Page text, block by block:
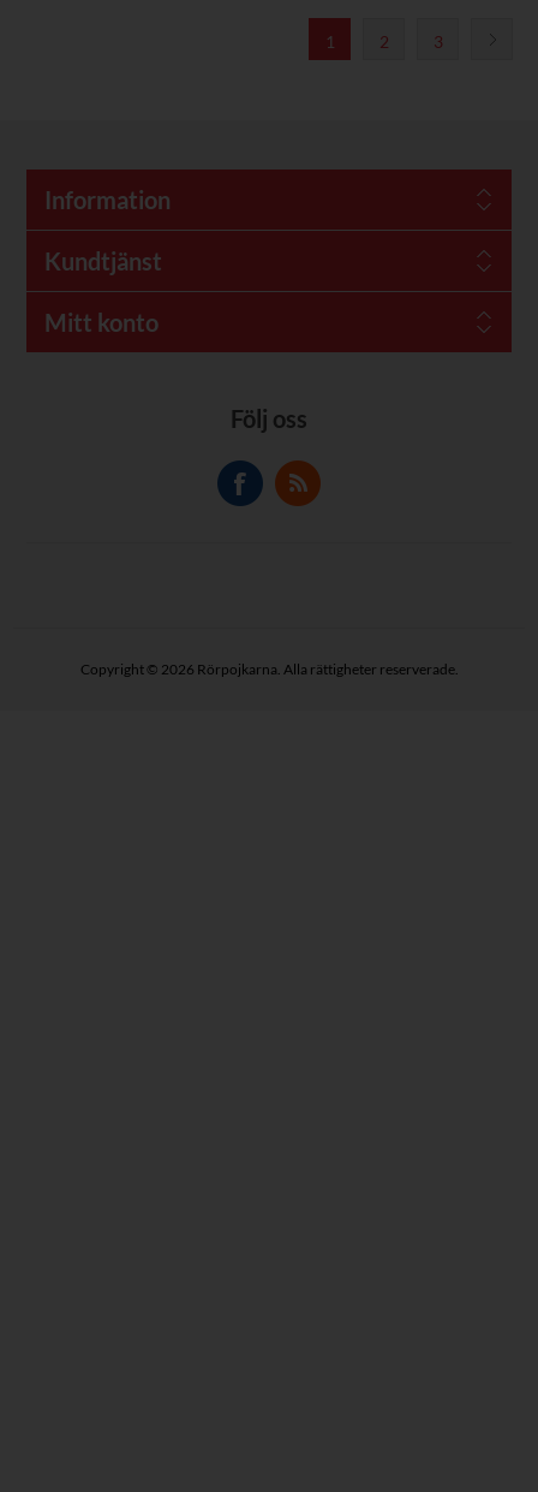
1 2 3
Information
Kundtjänst
Mitt konto
Följ oss
Copyright © 2026 Rörpojkarna. Alla rättigheter reserverade.